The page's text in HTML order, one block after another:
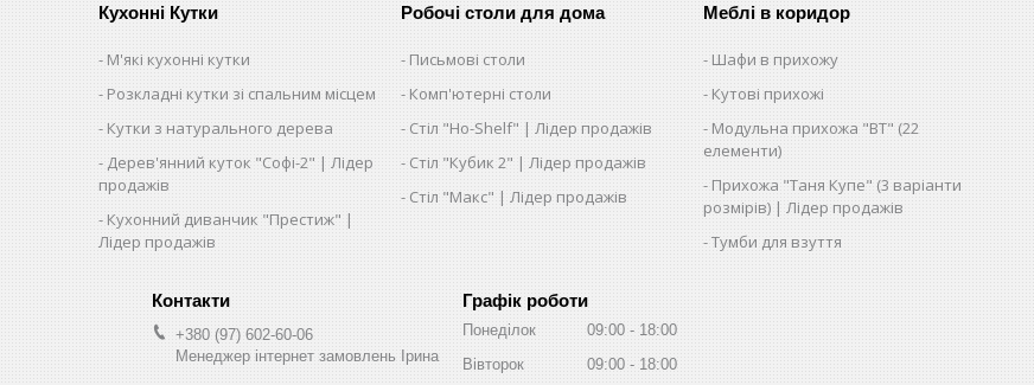
Кухонні Кутки
М'які кухонні кутки
Розкладні кутки зі спальним місцем
Кутки з натурального дерева
Дерев'янний куток "Софі-2" | Лідер
продажів
Кухонний диванчик "Престиж" |
Лідер продажів
Робочі столи для дома
Письмові столи
Комп'ютерні столи
Стіл "Ho-Shelf" | Лідер продажів
Стіл "Кубик 2" | Лідер продажів
Стіл "Макс" | Лідер продажів
Меблі в коридор
Шафи в прихожу
Кутові прихожі
Модульна прихожа "ВТ" (22
елементи)
Прихожа "Таня Купе" (3 варіанти
розмірів) | Лідер продажів
Тумби для взуття
+380 (97) 602-60-06
Менеджер інтернет замовлень Ірина
Графік роботи
Понеділок 09:00
18:00
Вівторок
09:00 18:00